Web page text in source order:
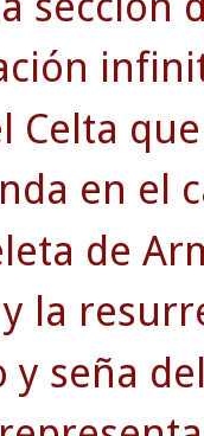
Celta
en el
de
la
y seña